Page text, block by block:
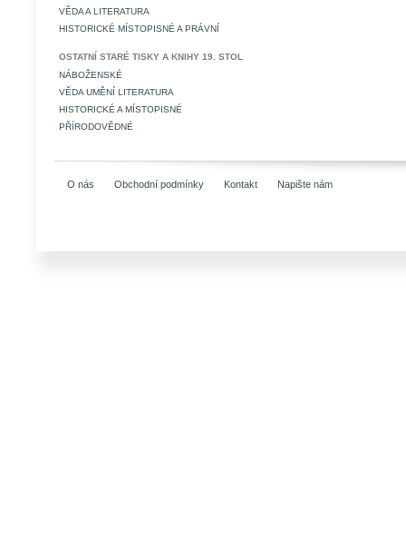
VĚDA A LITERATURA
HISTORICKÉ MÍSTOPISNÉ A PRÁVNÍ
OSTATNÍ STARÉ TISKY A KNIHY 19. STOL
NÁBOŽENSKÉ
VĚDA UMĚNÍ LITERATURA
HISTORICKÉ A MÍSTOPISNÉ
PŘÍRODOVĚDNÉ
O nás Obchodní podmínky Kontakt Napište nám